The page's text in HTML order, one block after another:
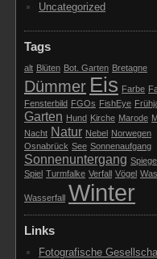
Uncategorized
Tags
alt Blüten Bot. Garten Bretagne
Dümmer Eis Farbe
Fensterbild FGOs FishEye
Garten Hund Kirche Marode
Nacht Natur Nebel Norwegen
Osnabrück See Sonnenaufgang
Sonnenuntergang
Spiel Turmfalke Verfall Vögel
Wasserfall Winter
Links
Fotografische